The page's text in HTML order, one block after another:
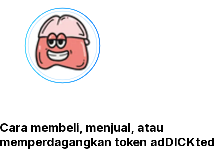
Cara membeli, menjual, atau
memperdagangkan token adDICKted